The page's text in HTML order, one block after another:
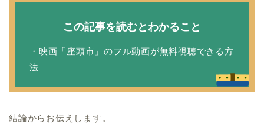
この記事を読むとわかること
・映画「座頭市」のフル動画が無料視聴できる方
法
結論からお伝えします。